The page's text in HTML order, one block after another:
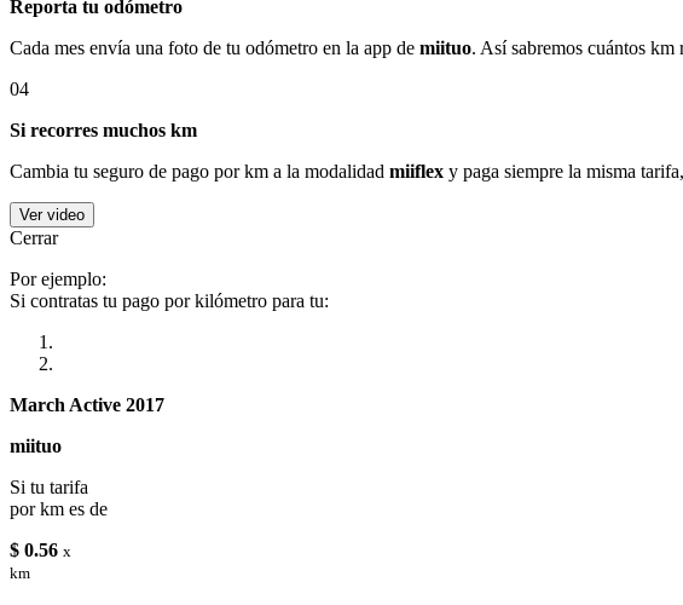
Reporta tu odómetro
Cada mes envía una foto de tu odómetro en la app de miituo. Así sabremos cuántos km
04
Si recorres muchos km
Cambia tu seguro de pago por km a la modalidad miiflex y paga siempre la misma
Ver video
Cerrar
Por ejemplo:
Si contratas tu pago por kilómetro para tu:
March Active 2017
miituo
Si tu tarifa
por km es de
$ 0.56 x
km